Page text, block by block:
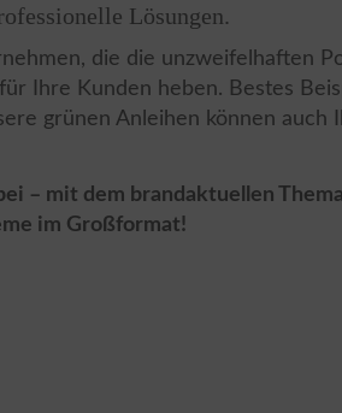
Lösungen.
die die unzweifelhaften
Ihre Kunden heben. Bestes
grünen Anleihen können auch
– mit dem brandaktuellen
im Großformat!